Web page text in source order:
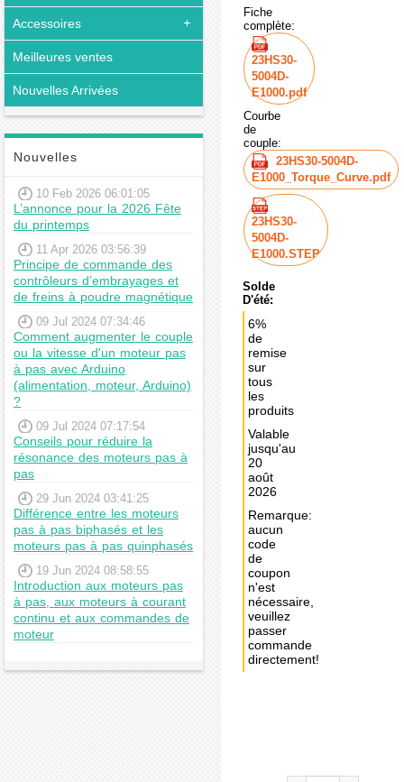
Accessoires
Meilleures ventes
Nouvelles Arrivées
Nouvelles
10 Feb 2026 06:01:05
L’annonce pour la 2026 Fête
du printemps
11 Apr 2026 03:56:39
Principe de commande des
contrôleurs d’embrayages et
de freins à poudre magnétique
09 Jul 2024 07:34:46
Comment augmenter le couple
ou la vitesse d'un moteur pas
à pas avec Arduino
(alimentation, moteur, Arduino)
?
09 Jul 2024 07:17:54
Conseils pour réduire la
résonance des moteurs pas à
pas
29 Jun 2024 03:41:25
Différence entre les moteurs
pas à pas biphasés et les
moteurs pas à pas quinphasés
19 Jun 2024 08:58:55
Introduction aux moteurs pas
à pas, aux moteurs à courant
continu et aux commandes de
moteur
Fiche
complète:
23HS30-
5004D-
E1000.pdf
Courbe
de
couple:
23HS30-5004D-
E1000_Torque_Curve.pdf
23HS30-
5004D-
E1000.STEP
Solde
D'été:
6%
de
remise
sur
tous
les
produits
Valable
jusqu'au
20
août
2026
Remarque:
aucun
code
de
coupon
n'est
nécessaire,
veuillez
passer
commande
directement!